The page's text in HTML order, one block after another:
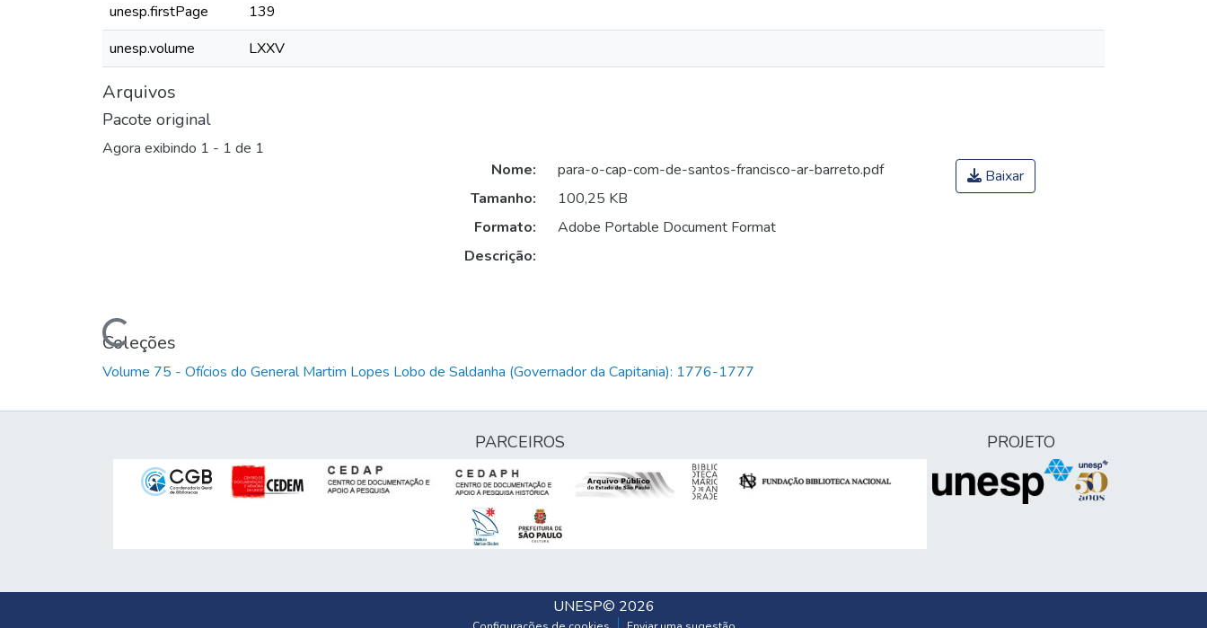
unesp.firstPage
139
unesp.volume
LXXV
Arquivos
Pacote original
Agora exibindo 1 - 1 de 1
Carregando...
Nome:
para-o-cap-com-de-santos-francisco-ar-barreto.pdf
Tamanho:
100,25 KB
Formato:
Adobe Portable Document Format
Descrição:
Baixar
Coleções
Volume 75 - Ofícios do General Martim Lopes Lobo de Saldanha (Governador da Capitania): 1776-1777
PARCEIROS PROJETO
UNESP© 2026